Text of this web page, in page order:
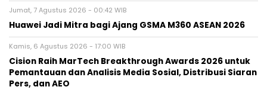
Jumat, 7 Agustus 2026 - 00:42 WIB
Huawei Jadi Mitra bagi Ajang GSMA M360 ASEAN 2026
Kamis, 6 Agustus 2026 - 17:00 WIB
Cision Raih MarTech Breakthrough Awards 2026 untuk
Pemantauan dan Analisis Media Sosial, Distribusi Siaran
Pers, dan AEO